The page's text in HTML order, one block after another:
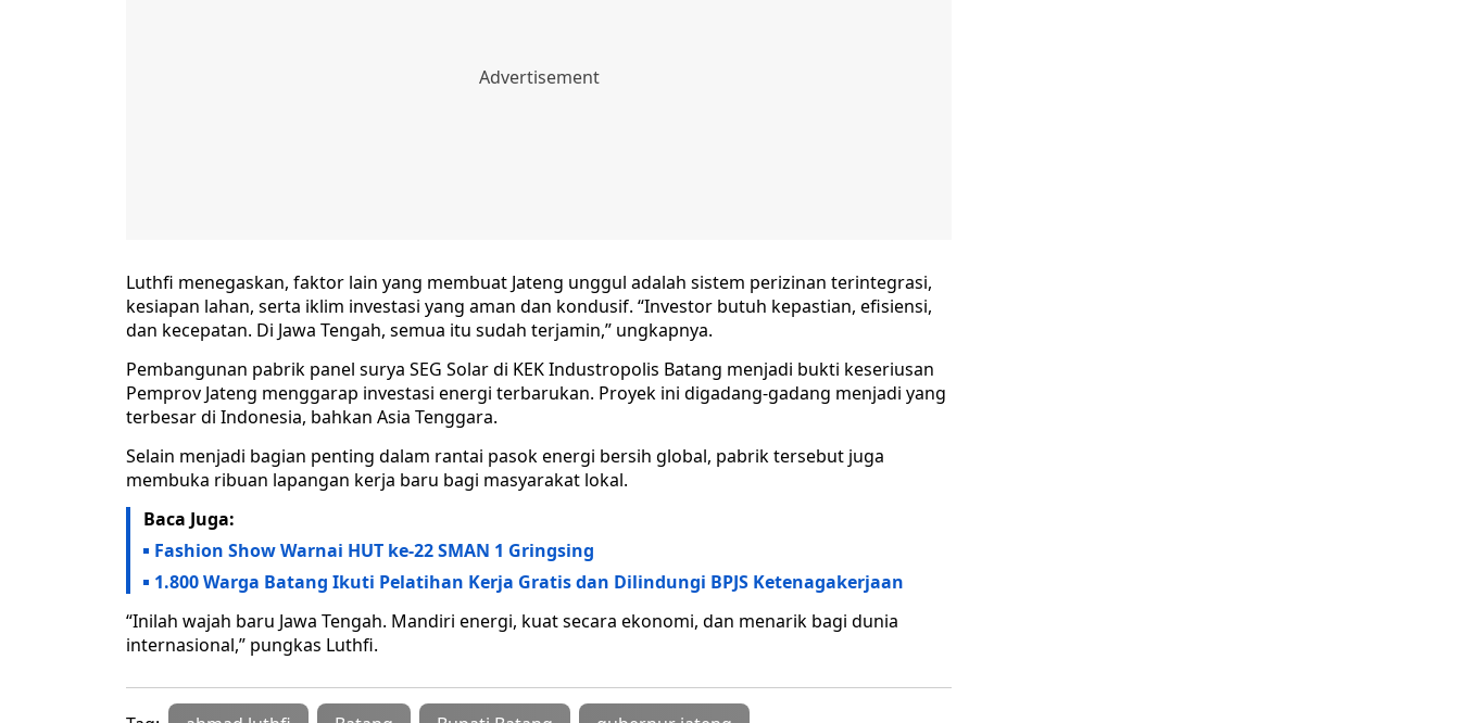
Luthfi menegaskan, faktor lain yang membuat Jateng unggul adalah sistem perizinan terintegrasi,
kesiapan lahan, serta iklim investasi yang aman dan kondusif. “Investor butuh kepastian, efisiensi,
dan kecepatan. Di Jawa Tengah, semua itu sudah terjamin,” ungkapnya.
Pembangunan pabrik panel surya SEG Solar di KEK Industropolis Batang menjadi bukti keseriusan
Pemprov Jateng menggarap investasi energi terbarukan. Proyek ini digadang-gadang menjadi yang
terbesar di Indonesia, bahkan Asia Tenggara.
Selain menjadi bagian penting dalam rantai pasok energi bersih global, pabrik tersebut juga
membuka ribuan lapangan kerja baru bagi masyarakat lokal.
Baca Juga:
Fashion Show Warnai HUT ke-22 SMAN 1 Gringsing
1.800 Warga Batang Ikuti Pelatihan Kerja Gratis dan Dilindungi BPJS Ketenagakerjaan
“Inilah wajah baru Jawa Tengah. Mandiri energi, kuat secara ekonomi, dan menarik bagi dunia
internasional,” pungkas Luthfi.